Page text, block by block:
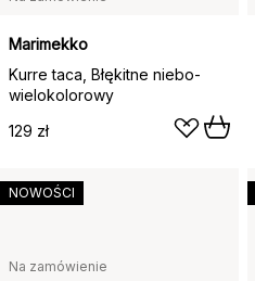
Marimekko
Kurre taca, Błękitne niebo-
wielokolorowy
129 zł
Na zamówienie
NOWOŚCI